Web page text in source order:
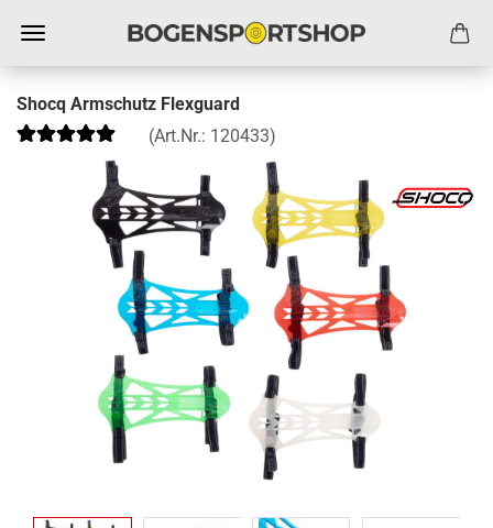
Shocq Armschutz Flexguard
(Art.Nr.: 120433)